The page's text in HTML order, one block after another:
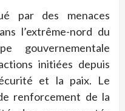
par des menaces
l’extrême-nord du
gouvernementale
initiées depuis
et la paix. Le
renforcement de la